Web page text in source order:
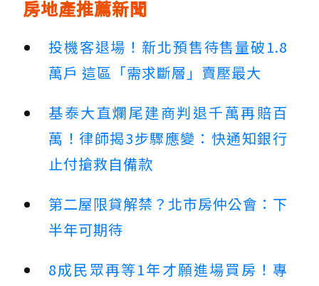
房地產推薦新聞
投機客退場！新北預售待售量破1.8
萬戶 這區「需求斷層」賣壓最大
基泰大直爛尾建商判退千萬再賠百
萬！律師揭3步驟應變：快通知銀行
止付搶救自備款
第二屋限貸解禁？北市房仲公會：下
半年可期待
8成民眾再等1年才願進場買房！專